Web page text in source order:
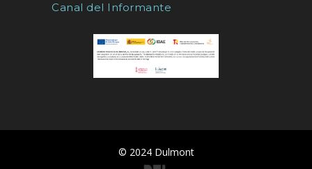
Canal del Informante
© 2024 Dulmont